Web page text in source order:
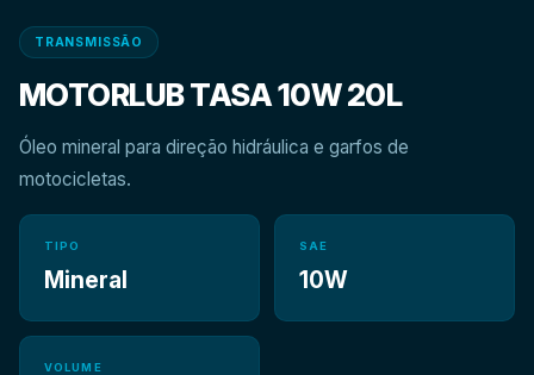
TRANSMISSÃO
MOTORLUB TASA 10W 20L
Óleo mineral para direção hidráulica e garfos de
motocicletas.
TIPO
Mineral
SAE
10W
VOLUME